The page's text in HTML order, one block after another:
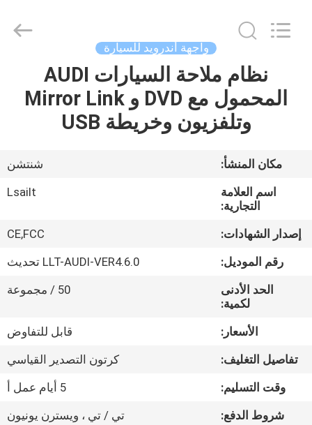
منزل،
بيت
أشرطة
معلومات
في
المعمل
مراقبة
Electron
Co.,Ltd.
واجهة أندرويد للسيارة
نظام ملاحة السيارات AUDI
المحمول مع DVD و Mirror Link
وتلفزيون وخريطة USB
مكان المنشأ:
شنتشن
اسم العلامة
التجارية:
Lsailt
إصدار الشهادات:
CE,FCC
رقم الموديل:
LLT-AUDI-VER4.6.0 تحديث
الحد الأدنى
لكمية:
50 / مجموعة
الأسعار:
قابل للتفاوض
تفاصيل التغليف:
كرتون التصدير القياسي
وقت التسليم:
5 أيام عمل أ
شروط الدفع:
تي / تي ، ويسترن يونيون